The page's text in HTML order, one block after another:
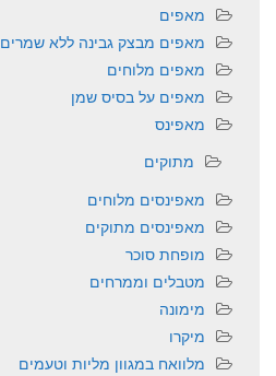
מאפים
מאפים מבצק גבינה ללא שמרים
מאפים מלוחים
מאפים על בסיס שמן
מאפינס
מתוקים
מאפינסים מלוחים
מאפינסים מתוקים
מופחת סוכר
מטבלים וממרחים
מימונה
מיקרו
מלוואח במגוון מליות וטעמים